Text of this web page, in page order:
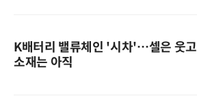
K배터리 밸류체인 '시차'…셀은 웃고
소재는 아직